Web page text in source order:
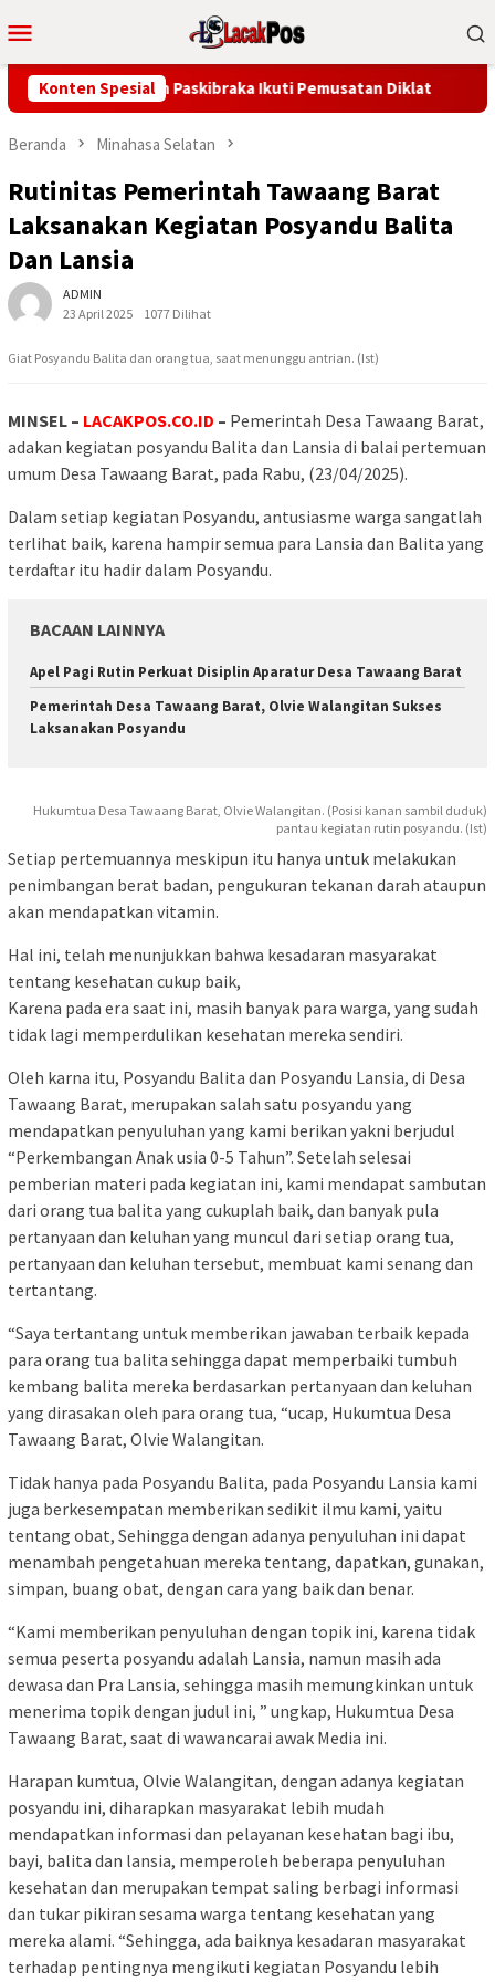
ke
Mobile
Konten Spesial
Lepas 30 Calon Paskibraka Ikuti Pemusatan Diklat
Beranda Minahasa Selatan
Rutinitas Pemerintah Tawaang Barat
Laksanakan Kegiatan Posyandu Balita
Dan Lansia
ADMIN
23 April 2025
1077 Dilihat
Giat Posyandu Balita dan orang tua, saat menunggu antrian. (Ist)
MINSEL – LACAKPOS.CO.ID – Pemerintah Desa Tawaang Barat,
adakan kegiatan posyandu Balita dan Lansia di balai pertemuan
umum Desa Tawaang Barat, pada Rabu, (23/04/2025).
Dalam setiap kegiatan Posyandu, antusiasme warga sangatlah
terlihat baik, karena hampir semua para Lansia dan Balita yang
terdaftar itu hadir dalam Posyandu.
BACAAN LAINNYA
Apel Pagi Rutin Perkuat Disiplin Aparatur Desa Tawaang Barat
Pemerintah Desa Tawaang Barat, Olvie Walangitan Sukses
Laksanakan Posyandu
Hukumtua Desa Tawaang Barat, Olvie Walangitan. (Posisi kanan sambil duduk)
pantau kegiatan rutin posyandu. (Ist)
Setiap pertemuannya meskipun itu hanya untuk melakukan
penimbangan berat badan, pengukuran tekanan darah ataupun
akan mendapatkan vitamin.
Hal ini, telah menunjukkan bahwa kesadaran masyarakat
tentang kesehatan cukup baik,
Karena pada era saat ini, masih banyak para warga, yang sudah
tidak lagi memperdulikan kesehatan mereka sendiri.
Oleh karna itu, Posyandu Balita dan Posyandu Lansia, di Desa
Tawaang Barat, merupakan salah satu posyandu yang
mendapatkan penyuluhan yang kami berikan yakni berjudul
“Perkembangan Anak usia 0-5 Tahun”. Setelah selesai
pemberian materi pada kegiatan ini, kami mendapat sambutan
dari orang tua balita yang cukuplah baik, dan banyak pula
pertanyaan dan keluhan yang muncul dari setiap orang tua,
pertanyaan dan keluhan tersebut, membuat kami senang dan
tertantang.
“Saya tertantang untuk memberikan jawaban terbaik kepada
para orang tua balita sehingga dapat memperbaiki tumbuh
kembang balita mereka berdasarkan pertanyaan dan keluhan
yang dirasakan oleh para orang tua, “ucap, Hukumtua Desa
Tawaang Barat, Olvie Walangitan.
Tidak hanya pada Posyandu Balita, pada Posyandu Lansia kami
juga berkesempatan memberikan sedikit ilmu kami, yaitu
tentang obat, Sehingga dengan adanya penyuluhan ini dapat
menambah pengetahuan mereka tentang, dapatkan, gunakan,
simpan, buang obat, dengan cara yang baik dan benar.
“Kami memberikan penyuluhan dengan topik ini, karena tidak
semua peserta posyandu adalah Lansia, namun masih ada
dewasa dan Pra Lansia, sehingga masih memungkinkan untuk
menerima topik dengan judul ini, ” ungkap, Hukumtua Desa
Tawaang Barat, saat di wawancarai awak Media ini.
Harapan kumtua, Olvie Walangitan, dengan adanya kegiatan
posyandu ini, diharapkan masyarakat lebih mudah
mendapatkan informasi dan pelayanan kesehatan bagi ibu,
bayi, balita dan lansia, memperoleh beberapa penyuluhan
kesehatan dan merupakan tempat saling berbagi informasi
dan tukar pikiran sesama warga tentang kesehatan yang
mereka alami. “Sehingga, ada baiknya kesadaran masyarakat
terhadap pentingnya mengikuti kegiatan Posyandu lebih